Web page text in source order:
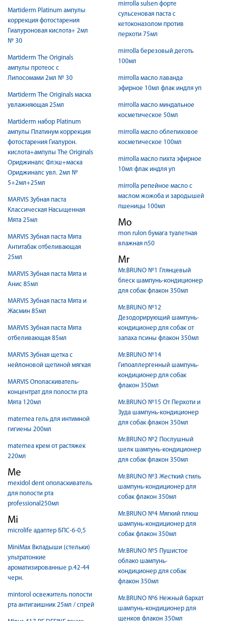
Martiderm Platinum ампулы
коррекция фотостарения
Гиалуроновая кислота+ 2мл
№ 30
Martiderm The Originals
ампулы протеос с
Липосомами 2мл № 30
Martiderm The Originals маска
увлажняющая 25мл
Martiderm набор Platinum
ампулы Платинум коррекция
фотостарения Гиалурон.
кислота+ампулы The Originals
Ориджиналс Флэш+маска
Ориджиналс увл. 2мл №
5+2мл+25мл
MARVIS Зубная паста
Классическая Насыщенная
Мята 25мл
MARVIS Зубная паста Мята
Антитабак отбеливающая
25мл
MARVIS Зубная паста Мята и
Анис 85мл
MARVIS Зубная паста Мята и
Жасмин 85мл
MARVIS Зубная паста Мята
отбеливающая 85мл
MARVIS Зубная щетка с
нейлоновой щетиной мягкая
MARVIS Ополаскиватель-
концентрат для полости рта
Мята 120мл
maternea гель для интимной
гигиены 200мл
maternea крем от растяжек
220мл
Me
mexidol dent ополаскиватель
для полости рта
professional250мл
Mi
microlife адаптер БПС-6-0,5
MiniMax Вкладыши (стельки)
ультратонкие
ароматизированные р.42-44
черн.
mintorol освежитель полости
рта антигаишник 25мл / спрей
mirrolla sulsen форте
сульсеновая паста с
кетоконазолом против
перхоти 75мл
mirrolla березовый деготь
100мл
mirrolla масло лаванда
эфирное 10мл флак индля уп
mirrolla масло миндальное
косметическое 50мл
mirrolla масло облепиховое
косметическое 100мл
mirrolla масло пихта эфирное
10мл флак индля уп
mirrolla репейное масло с
маслом жожоба и зародышей
пшеницы 100мл
Mo
mon rulon бумага туалетная
влажная n50
Mr
Mr.BRUNO №1 Глянцевый
блеск шампунь-кондиционер
для собак флакон 350мл
Mr.BRUNO №12
Дезодорирующий шампунь-
кондиционер для собак от
запаха псины флакон 350мл
Mr.BRUNO №14
Гипоаллергенный шампунь-
кондиционер для собак
флакон 350мл
Mr.BRUNO №15 От Перхоти и
Зуда шампунь-кондиционер
для собак флакон 350мл
Mr.BRUNO №2 Послушный
шелк шампунь-кондиционер
для собак флакон 350мл
Mr.BRUNO №3 Жесткий стиль
шампунь-кондиционер для
собак флакон 350мл
Mr.BRUNO №4 Мягкий плюш
шампунь-кондиционер для
собак флакон 350мл
Mr.BRUNO №5 Пушистое
облако шампунь-
кондиционер для собак
флакон 350мл
Mr.BRUNO №6 Нежный бархат
шампунь-кондиционер для
щенков флакон 350мл